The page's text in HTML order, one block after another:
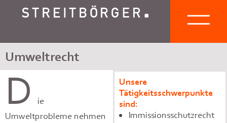
Umweltrecht
D
ie
Umweltprobleme nehmen
Unsere
Tätigkeitsschwerpunkte
sind:
Immissionsschutzrecht